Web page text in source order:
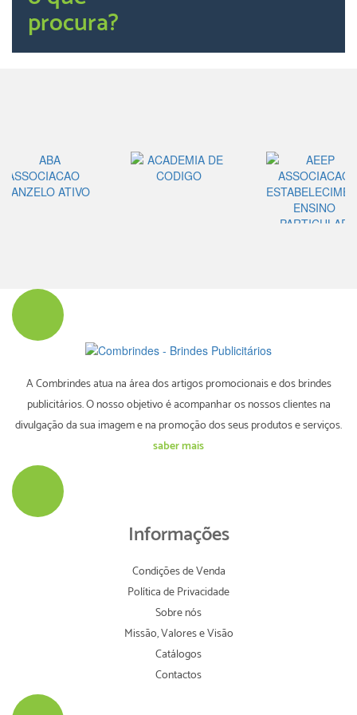
procura?
A Combrindes atua na área dos artigos promocionais e dos brindes
publicitários. O nosso objetivo é acompanhar os nossos clientes na
divulgação da sua imagem e na promoção dos seus produtos e serviços.
saber mais
Informações
Condições de Venda
Política de Privacidade
Sobre nós
Missão, Valores e Visão
Catálogos
Contactos